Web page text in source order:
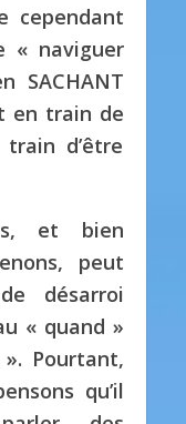
cependant
« naviguer
SACHANT
en train de
d’être
et bien
peut
désarroi
« quand »
Pourtant,
qu’il